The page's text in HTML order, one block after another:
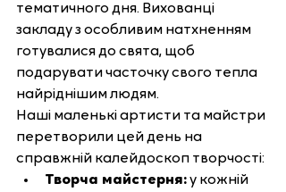
тематичного дня. Вихованці
закладу з особливим натхненням
готувалися до свята, щоб
подарувати часточку свого тепла
найріднішим людям.
Наші маленькі артисти та майстри
перетворили цей день на
справжній калейдоскоп творчості:
Творча майстерня: у кожній